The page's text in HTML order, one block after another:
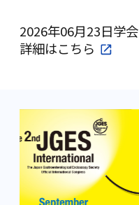
2026年06月23日学会
詳細はこちら